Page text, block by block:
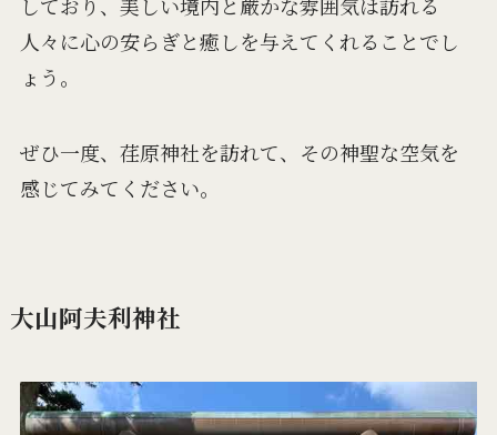
人々に心の安らぎと癒しを与えてくれることでし
ょう。
ぜひ一度、荏原神社を訪れて、その神聖な空気を
感じてみてください。
大山阿夫利神社